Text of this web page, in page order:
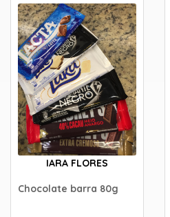
IARA FLORES
Chocolate barra 80g